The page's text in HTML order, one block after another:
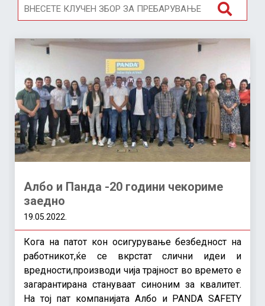
Албо и Панда -20 години чекориме
заедно
19.05.2022.
Кога на патот кон осигурување безбедност на
работникот,ќе се вкрстат слични идеи и
вредности,производи чија трајност во времето е
загарантирана стануваат синоним за квалитет.
На тој пат компанијата Албо и PANDA SAFETY